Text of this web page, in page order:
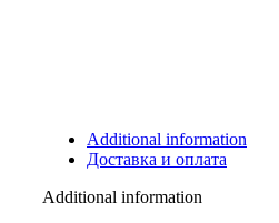
Additional information
Доставка и оплата
Additional information